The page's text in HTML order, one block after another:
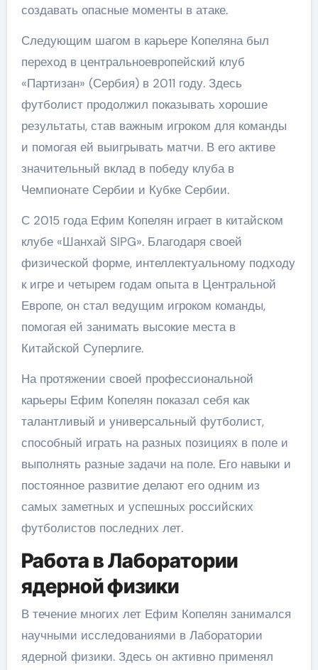
создавать опасные моменты в атаке.
Следующим шагом в карьере Копеляна был
переход в центральноевропейский клуб
«Партизан» (Сербия) в 2011 году. Здесь
футболист продолжил показывать хорошие
результаты, став важным игроком для команды
и помогая ей выигрывать матчи. В его активе
значительный вклад в победу клуба в
Чемпионате Сербии и Кубке Сербии.
С 2015 года Ефим Копелян играет в китайском
клубе «Шанхай SIPG». Благодаря своей
физической форме, интеллектуальному подходу
к игре и четырем годам опыта в Центральной
Европе, он стал ведущим игроком команды,
помогая ей занимать высокие места в
Китайской Суперлиге.
На протяжении своей профессиональной
карьеры Ефим Копелян показал себя как
талантливый и универсальный футболист,
способный играть на разных позициях в поле и
выполнять разные задачи на поле. Его навыки и
постоянное развитие делают его одним из
самых заметных и успешных российских
футболистов последних лет.
Работа в Лаборатории
ядерной физики
В течение многих лет Ефим Копелян занимался
научными исследованиями в Лаборатории
ядерной физики. Здесь он активно применял